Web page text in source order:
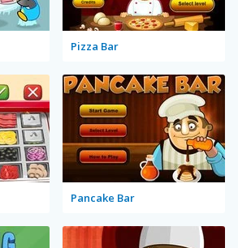
Pizza Bar
Pancake Bar